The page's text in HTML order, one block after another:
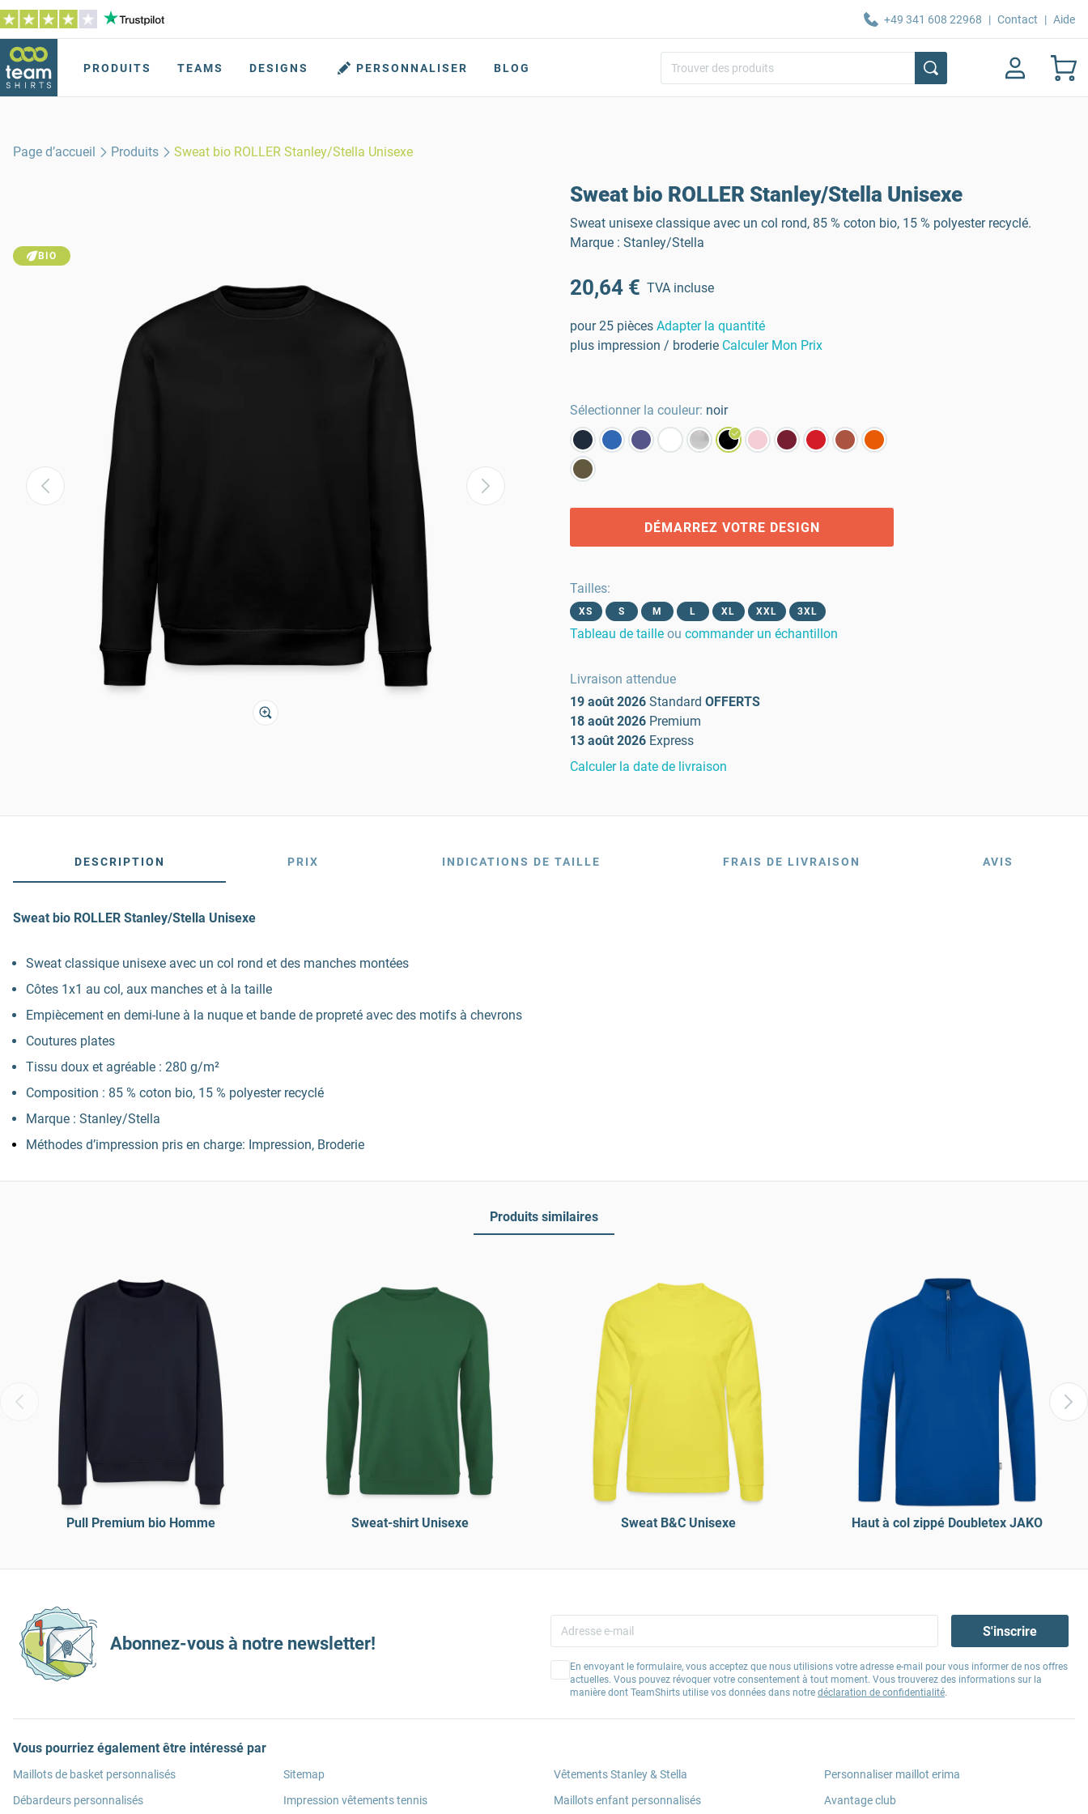
+49 341 608 22968 | Contact | Aide
PRODUITS TEAMS DESIGNS PERSONNALISER BLOG
Page d’accueil Produits Sweat bio ROLLER Stanley/Stella Unisexe
BIO
Sweat bio ROLLER Stanley/Stella Unisexe
Sweat unisexe classique avec un col rond, 85 % coton bio, 15 % polyester recyclé.
Marque : Stanley/Stella
20,64 € TVA incluse
pour 25 pièces Adapter la quantité
plus impression / broderie Calculer Mon Prix
Sélectionner la couleur: noir
DÉMARREZ VOTRE DESIGN
Tailles:
XS S M L XL XXL 3XL
Tableau de taille ou commander un échantillon
Livraison attendue
19 août 2026 Standard OFFERTS
18 août 2026 Premium
13 août 2026 Express
Calculer la date de livraison
DESCRIPTION PRIX INDICATIONS DE TAILLE FRAIS DE LIVRAISON AVIS
Sweat bio ROLLER Stanley/Stella Unisexe
Sweat classique unisexe avec un col rond et des manches montées
Côtes 1x1 au col, aux manches et à la taille
Empiècement en demi-lune à la nuque et bande de propreté avec des motifs à chevrons
Coutures plates
Tissu doux et agréable : 280 g/m²
Composition : 85 % coton bio, 15 % polyester recyclé
Marque : Stanley/Stella
Méthodes d’impression pris en charge: Impression, Broderie
Produits similaires
Pull Premium bio Homme Sweat-shirt Unisexe Sweat B&C Unisexe Haut à col zippé Doubletex JAKO
Abonnez-vous à notre newsletter!
S'inscrire
En envoyant le formulaire, vous acceptez que nous utilisions votre adresse e-mail pour vous informer de nos offres
actuelles. Vous pouvez révoquer votre consentement à tout moment. Vous trouverez des informations sur la
manière dont TeamShirts utilise vos données dans notre déclaration de confidentialité.
Vous pourriez également être intéressé par
Maillots de basket personnalisés
Débardeurs personnalisés
Sitemap
Impression vêtements tennis
Vêtements Stanley & Stella
Maillots enfant personnalisés
Personnaliser maillot erima
Avantage club